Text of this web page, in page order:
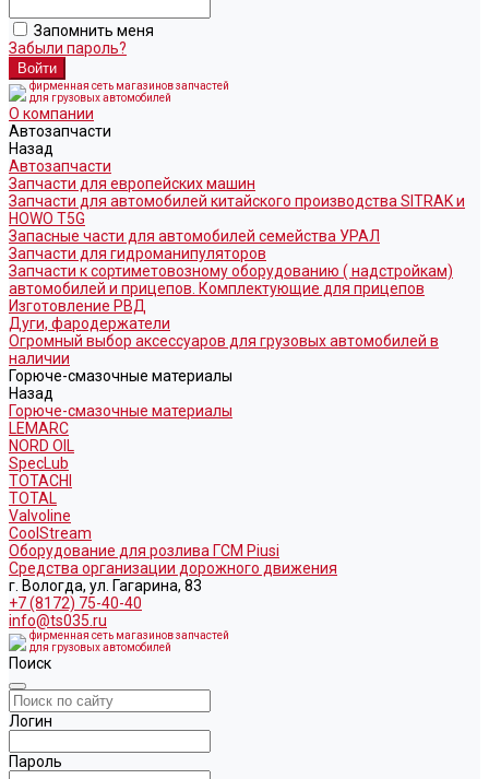
Запомнить меня
Забыли пароль?
фирменная сеть магазинов запчастей
для грузовых автомобилей
О компании
Автозапчасти
Назад
Автозапчасти
Запчасти для европейских машин
Запчасти для автомобилей китайского производства SITRAK и
HOWO T5G
Запасные части для автомобилей семейства УРАЛ
Запчасти для гидроманипуляторов
Запчасти к сортиметовозному оборудованию ( надстройкам)
автомобилей и прицепов. Комплектующие для прицепов
Изготовление РВД
Дуги, фародержатели
Огромный выбор аксессуаров для грузовых автомобилей в
наличии
Горюче-смазочные материалы
Назад
Горюче-смазочные материалы
LEMARC
NORD OIL
SpecLub
TOTACHI
TOTAL
Valvoline
CoolStream
Оборудование для розлива ГСМ Piusi
Средства организации дорожного движения
г. Вологда, ул. Гагарина, 83
+7 (8172) 75-40-40
info@ts035.ru
фирменная сеть магазинов запчастей
для грузовых автомобилей
Поиск
Логин
Пароль